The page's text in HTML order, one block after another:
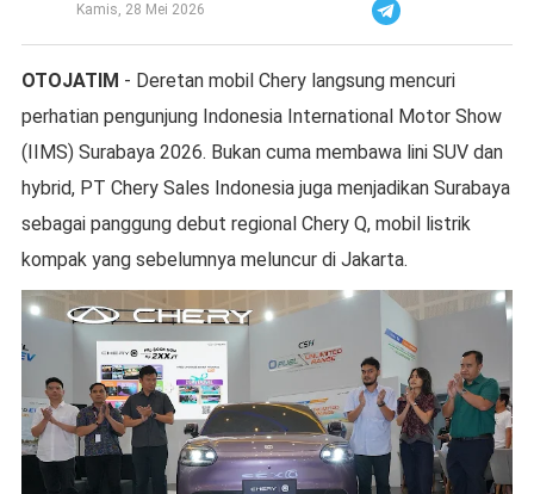
Kamis, 28 Mei 2026
OTOJATIM - Deretan mobil Chery langsung mencuri
perhatian pengunjung Indonesia International Motor Show
(IIMS) Surabaya 2026. Bukan cuma membawa lini SUV dan
hybrid, PT Chery Sales Indonesia juga menjadikan Surabaya
sebagai panggung debut regional Chery Q, mobil listrik
kompak yang sebelumnya meluncur di Jakarta.